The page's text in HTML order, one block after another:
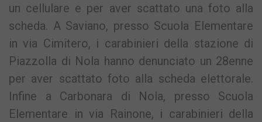
un cellulare e per aver scattato una foto alla
scheda. A Saviano, presso Scuola Elementare
in via Cimitero, i carabinieri della stazione di
Piazzolla di Nola hanno denunciato un 28enne
per aver scattato foto alla scheda elettorale.
Infine a Carbonara di Nola, presso Scuola
Elementare in via Rainone, i carabinieri della